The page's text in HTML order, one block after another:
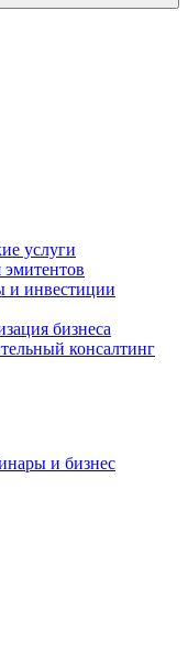
услуги
эмитентов
и инвестиции
бизнеса
консалтинг
и бизнес